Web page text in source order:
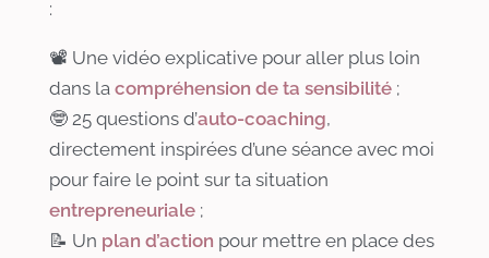
:
📽️ Une vidéo explicative pour aller plus loin
dans la compréhension de ta sensibilité ;
🤓 25 questions d’auto-coaching,
directement inspirées d’une séance avec moi
pour faire le point sur ta situation
entrepreneuriale ;
📝 Un plan d’action pour mettre en place des